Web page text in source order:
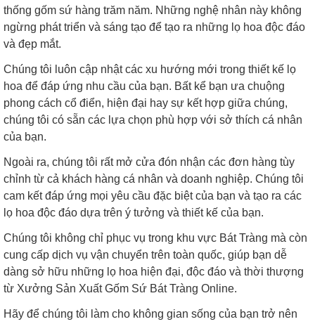
thống gốm sứ hàng trăm năm. Những nghệ nhân này không
ngừng phát triển và sáng tạo để tạo ra những lọ hoa độc đáo
và đẹp mắt.
Chúng tôi luôn cập nhật các xu hướng mới trong thiết kế lọ
hoa để đáp ứng nhu cầu của bạn. Bất kể bạn ưa chuộng
phong cách cổ điển, hiện đại hay sự kết hợp giữa chúng,
chúng tôi có sẵn các lựa chọn phù hợp với sở thích cá nhân
của bạn.
Ngoài ra, chúng tôi rất mở cửa đón nhận các đơn hàng tùy
chỉnh từ cả khách hàng cá nhân và doanh nghiệp. Chúng tôi
cam kết đáp ứng mọi yêu cầu đặc biệt của bạn và tạo ra các
lọ hoa độc đáo dựa trên ý tưởng và thiết kế của bạn.
Chúng tôi không chỉ phục vụ trong khu vực Bát Tràng mà còn
cung cấp dịch vụ vận chuyển trên toàn quốc, giúp bạn dễ
dàng sở hữu những lọ hoa hiện đại, độc đáo và thời thượng
từ Xưởng Sản Xuất Gốm Sứ Bát Tràng Online.
Hãy để chúng tôi làm cho không gian sống của bạn trở nên